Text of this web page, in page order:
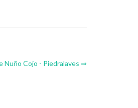
Nuño Cojo - Piedralaves ⇒